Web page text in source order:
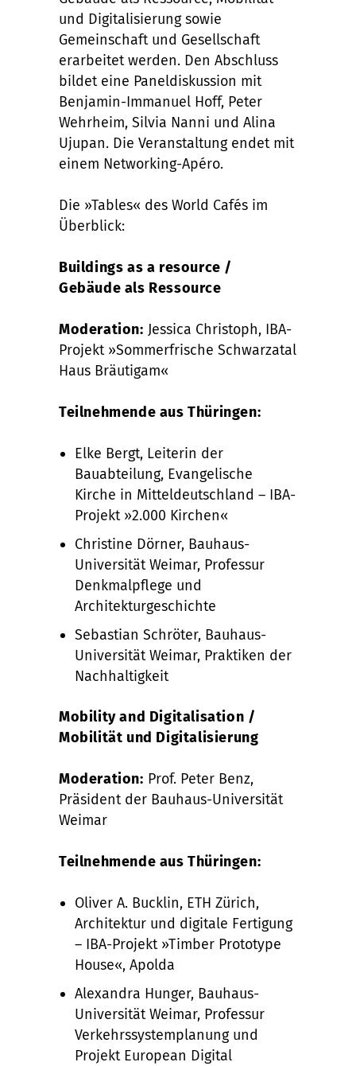
und Digitalisierung sowie
Gemeinschaft und Gesellschaft
erarbeitet werden. Den Abschluss
bildet eine Paneldiskussion mit
Benjamin-Immanuel Hoff, Peter
Wehrheim, Silvia Nanni und Alina
Ujupan. Die Veranstaltung endet mit
einem Networking-Apéro.
Die »Tables« des World Cafés im
Überblick:
Buildings as a resource /
Gebäude als Ressource
Moderation: Jessica Christoph, IBA-
Projekt »Sommerfrische Schwarzatal
Haus Bräutigam«
Teilnehmende aus Thüringen:
Elke Bergt, Leiterin der
Bauabteilung, Evangelische
Kirche in Mitteldeutschland – IBA-
Projekt »2.000 Kirchen«
Christine Dörner, Bauhaus-
Universität Weimar, Professur
Denkmalpflege und
Architekturgeschichte
Sebastian Schröter, Bauhaus-
Universität Weimar, Praktiken der
Nachhaltigkeit
Mobility and Digitalisation /
Mobilität und Digitalisierung
Moderation: Prof. Peter Benz,
Präsident der Bauhaus-Universität
Weimar
Teilnehmende aus Thüringen:
Oliver A. Bucklin, ETH Zürich,
Architektur und digitale Fertigung
– IBA-Projekt »Timber Prototype
House«, Apolda
Alexandra Hunger, Bauhaus-
Universität Weimar, Professur
Verkehrssystemplanung und
Projekt European Digital